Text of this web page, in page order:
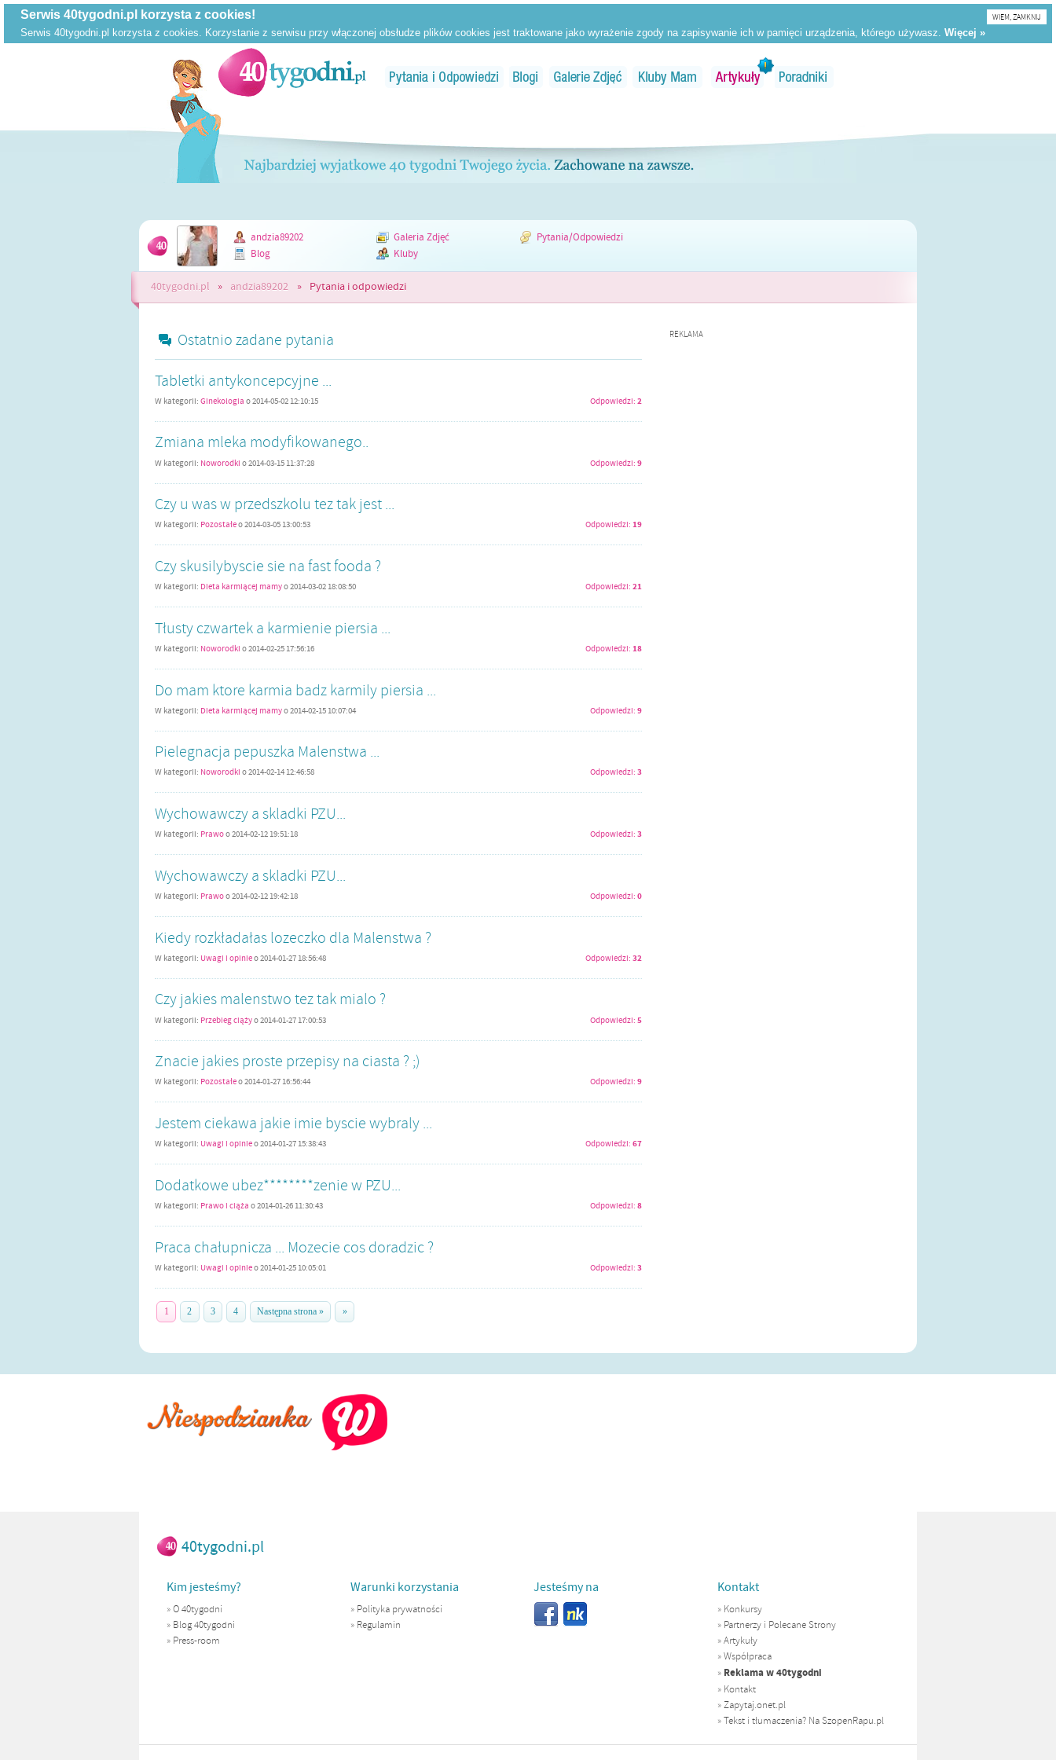
WIEM, ZAMKNIJ
andzia89202 Galeria Zdjęć
Pytania/Odpowiedzi
Blog
Kluby
40tygodni.pl » andzia89202 » Pytania i odpowiedzi
Ostatnio zadane pytania
Tabletki antykoncepcyjne ...
W kategorii: Ginekologia o2014-05-02 12:10:15 Odpowiedzi: 2
Zmiana mleka modyfikowanego..
W kategorii: Noworodki o2014-03-15 11:37:28 Odpowiedzi: 9
Czy u was w przedszkolu tez tak jest ...
W kategorii: Pozostałeo2014-03-05 13:00:53 Odpowiedzi: 19
Czy skusilybyscie sie na fast fooda ?
W kategorii: Dieta karmiącej mamyo2014-03-02 18:08:50 Odpowiedzi: 21
Tłusty czwartek a karmienie piersia ...
W kategorii: Noworodki o2014-02-25 17:56:16 Odpowiedzi: 18
Do mam ktore karmia badz karmily piersia ...
W kategorii: Dieta karmiącej mamyo2014-02-15 10:07:04 Odpowiedzi: 9
Pielegnacja pepuszka Malenstwa ...
W kategorii: Noworodki o2014-02-14 12:46:58 Odpowiedzi: 3
Wychowawczy a skladki PZU...
W kategorii: Prawoo2014-02-12 19:51:18 Odpowiedzi: 3
Wychowawczy a skladki PZU...
W kategorii: Prawoo2014-02-12 19:42:18 Odpowiedzi: 0
Kiedy rozkładałas lozeczko dla Malenstwa ?
W kategorii: Uwagi i opinieo2014-01-27 18:56:48 Odpowiedzi: 32
Czy jakies malenstwo tez tak mialo ?
W kategorii: Przebieg ciążyo2014-01-27 17:00:53 Odpowiedzi: 5
Znacie jakies proste przepisy na ciasta ? ;)
W kategorii: Pozostałeo2014-01-27 16:56:44 Odpowiedzi: 9
Jestem ciekawa jakie imie byscie wybraly ...
W kategorii: Uwagi i opinieo2014-01-27 15:38:43 Odpowiedzi: 67
Dodatkowe ubez********zenie w PZU...
W kategorii: Prawo i ciąża o2014-01-26 11:30:43 Odpowiedzi: 8
Praca chałupnicza ... Mozecie cos doradzic ?
W kategorii: Uwagi i opinieo2014-01-25 10:05:01 Odpowiedzi: 3
1 2 3 4 Następna strona » »
REKLAMA
40tygodni.pl
Kim jesteśmy?
»O 40tygodni
» Blog 40tygodni
» Press-room
Warunki korzystania
» Polityka prywatności
» Regulamin
Jesteśmy na Kontakt
» Konkursy
» Partnerzy i Polecane Strony
»Artykuły
»Współpraca
» Reklama w 40tygodni
» Kontakt
»Zapytaj.onet.pl
»Tekst i tłumaczenia? Na SzopenRapu.pl